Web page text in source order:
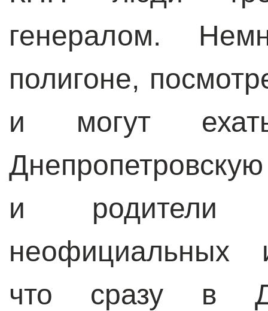
генералом.
полигоне,
и могут
и родители
неофициальных
что сразу в